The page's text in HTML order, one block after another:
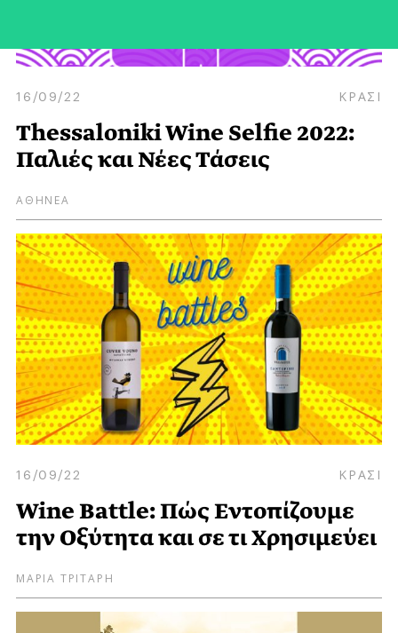
16/09/22 ΚΡΑΣΙ
Thessaloniki Wine Selfie 2022:
Παλιές και Νέες Τάσεις
ΑΘΗΝΕΑ
16/09/22 ΚΡΑΣΙ
Wine Battle: Πώς Εντοπίζουμε
την Οξύτητα και σε τι Χρησιμεύει
ΜΑΡΙΑ ΤΡΙΤΑΡΗ